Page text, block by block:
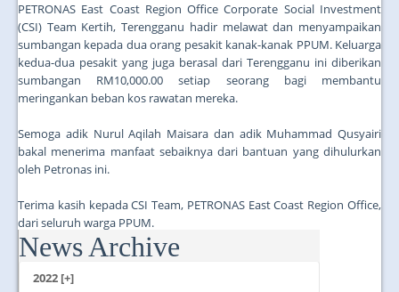
PETRONAS East Coast Region Office Corporate Social Investment
(CSI) Team Kertih, Terengganu hadir melawat dan menyampaikan
sumbangan kepada dua orang pesakit kanak-kanak PPUM. Keluarga
kedua-dua pesakit yang juga berasal dari Terengganu ini diberikan
sumbangan RM10,000.00 setiap seorang bagi membantu
meringankan beban kos rawatan mereka.
Semoga adik Nurul Aqilah Maisara dan adik Muhammad Qusyairi
bakal menerima manfaat sebaiknya dari bantuan yang dihulurkan
oleh Petronas ini.
Terima kasih kepada CSI Team, PETRONAS East Coast Region Office,
dari seluruh warga PPUM.
...
News Archive
2022 [+]